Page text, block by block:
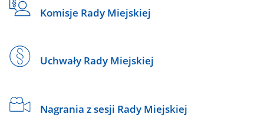
Komisje Rady Miejskiej
Uchwały Rady Miejskiej
Nagrania z sesji Rady Miejskiej